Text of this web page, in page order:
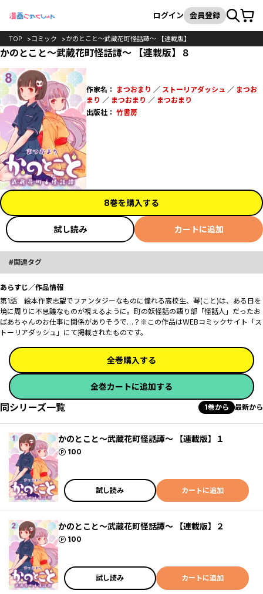
検索
ログイン 会員登録カート
TOP コミック かのとこと～武蔵花町怪話譚～ 【連載版】
かのとこと～武蔵花町怪話譚～ 【連載版】８
作家名： まつおまり ／ ストーリアダッシュ ／ まつお
まり ／ まつおまり ／ まつおまり
出版社： 竹書房
8巻を購入する
試し読み カートに追加
関連タグ
あらすじ／作品情報
第1話 絵本作家志望でファンタジーなものに憧れる高校生、琴(こと)は、ある日を
境に周りに不思議なものが視えるように。町の妖怪話の語り部「怪話人」だったお
ばあちゃんのお仕事に関係がありそうで…？※この作品はWEBコミックサイト「ス
トーリアダッシュ」にて掲載されたものです。
全巻購入する
全巻カートに追加する
同シリーズ一覧 1巻から 最新から
かのとこと～武蔵花町怪話譚～ 【連載版】１
100
ポイント
試し読み カートに追加
かのとこと～武蔵花町怪話譚～ 【連載版】２
100
ポイント
試し読み カートに追加